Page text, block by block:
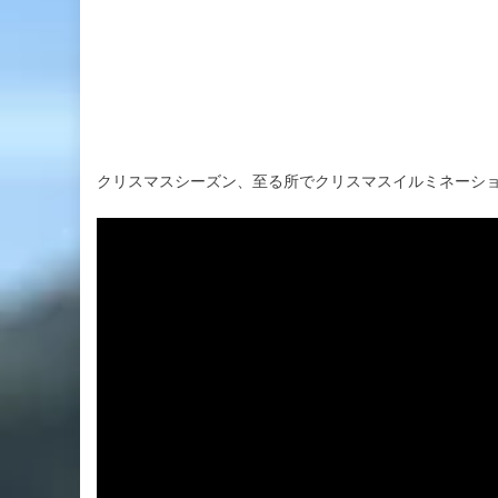
クリスマスシーズン、至る所でクリスマスイルミネーシ